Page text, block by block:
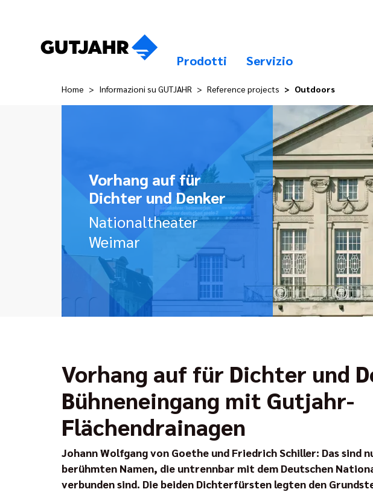
Prodotti Servizio
Home Informazioni su GUTJAHR Reference projects Outdoors
Vorhang auf für
Dichter und Denker
Nationaltheater
Weimar
Vorhang auf für Dichter und
Bühneneingang mit Gutjahr-
Flächendrainagen
Johann Wolfgang von Goethe und Friedrich Schiller: Das sind
berühmten Namen, die untrennbar mit dem Deutschen
verbunden sind. Die beiden Dichterfürsten legten den